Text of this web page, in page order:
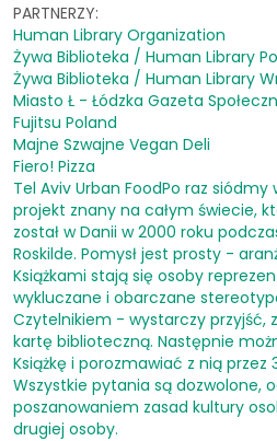
PARTNERZY:
Human Library Organization
Żywa Biblioteka / Human Library
Żywa Biblioteka / Human Library
Miasto Ł - Łódzka Gazeta
Fujitsu Poland
Majne Szwajne Vegan Deli
Fiero! Pizza
Tel Aviv Urban FoodPo raz siódmy
projekt znany na całym świecie,
został w Danii w 2000 roku
Roskilde. Pomysł jest prosty -
Książkami stają się osoby
wykluczane i obarczane
Czytelnikiem - wystarczy przyjść,
kartę biblioteczną. Następnie
Książkę i porozmawiać z nią przez
Wszystkie pytania są dozwolone,
poszanowaniem zasad kultury
drugiej osoby.